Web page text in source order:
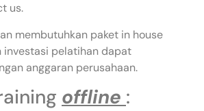
us.
membutuhkan paket in house
investasi pelatihan dapat
anggaran perusahaan.
offline :